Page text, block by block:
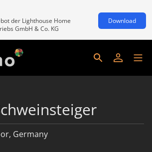
der Lighthouse Home
GmbH & Co. KG
Download
Germany